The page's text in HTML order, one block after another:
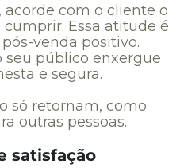
com o cliente o
Essa atitude é
venda positivo.
seu público enxergue
e segura.
só retornam, como
outras pessoas.
satisfação